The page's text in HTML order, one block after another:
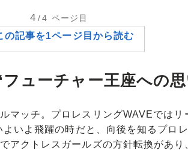
4 /4 ページ目
の記事を1ページ目から読む
ューチャー王座への思
ッチ。プロレスリングWAVEではリ
いよ飛躍の時だと、向後を知るプロ
アクトレスガールズの方針転換があり